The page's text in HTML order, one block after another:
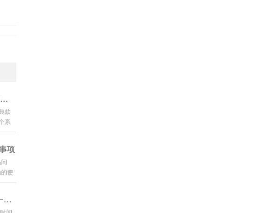
享久1代和2代哪个好？核心区别与选购建议
款
系
上
久
时
，
项
使
享久3代加强版能增加硬度吗？一文说清效果与原理